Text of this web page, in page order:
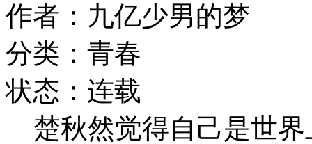
作者：九亿少男的梦
分类：青春
状态：连载
楚秋然觉得自己是世界